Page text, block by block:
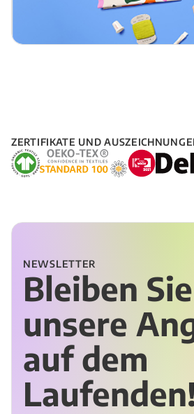
ZERTIFIKATE UND
NEWSLETTER
Bleiben
unsere
auf dem